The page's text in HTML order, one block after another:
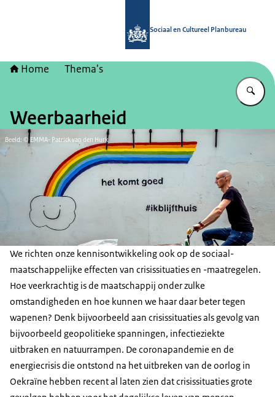
Sociaal en Cultureel Planbureau
Home Thema's
Weerbaarheid
Beeld: © EMMA- Patrick van den Hurk
We richten onze kennisontwikkeling ook op de sociaal-
maatschappelijke effecten van crisissituaties en -maatregelen.
Hoe veerkrachtig is de maatschappij onder zulke
omstandigheden en hoe kunnen we haar daar beter tegen
wapenen? Denk bijvoorbeeld aan crisissituaties als gevolg van
bijvoorbeeld geopolitieke spanningen, infectieziekte
uitbraken en natuurrampen. De coronapandemie en de
energiecrisis die ontstond na het uitbreken van de oorlog in
Oekraïne hebben recent al laten zien dat crisissituaties grote